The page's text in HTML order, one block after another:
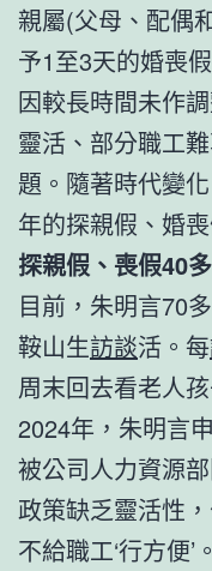
親屬(父母、配偶
予1至3天的婚喪假
因較長時間未作
靈活、部分職工
題。隨著時代變
年的探親假、婚
探親假、喪假40
目前，朱明言70
鞍山生訪談活。每
周末回去看老人
2024年，朱明言
被公司人力資源
政策缺乏靈活性
不給職工‘行方便’